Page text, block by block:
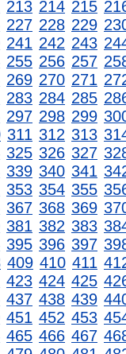
213 214 215
227 228 229
241 242 243
255 256 257
269 270 271
283 284 285
297 298 299
311 312 313
325 326 327
339 340 341
353 354 355
367 368 369
381 382 383
395 396 397
409 410 411
423 424 425
437 438 439
451 452 453
465 466 467